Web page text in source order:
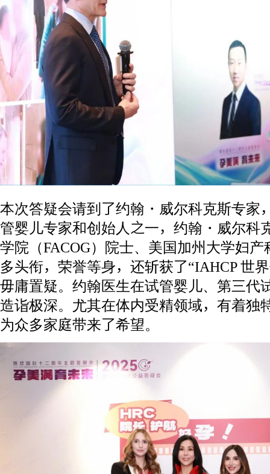
本次答疑会请到了约翰・威尔科克斯专家
管婴儿专家和创始人之一，约翰・威尔科
学院（FACOG）院士、美国加州大学妇
多头衔，荣誉等身，还斩获了“IAHCP 世
毋庸置疑。约翰医生在试管婴儿、第三代
造诣极深。尤其在体内受精领域，有着独
为众多家庭带来了希望。